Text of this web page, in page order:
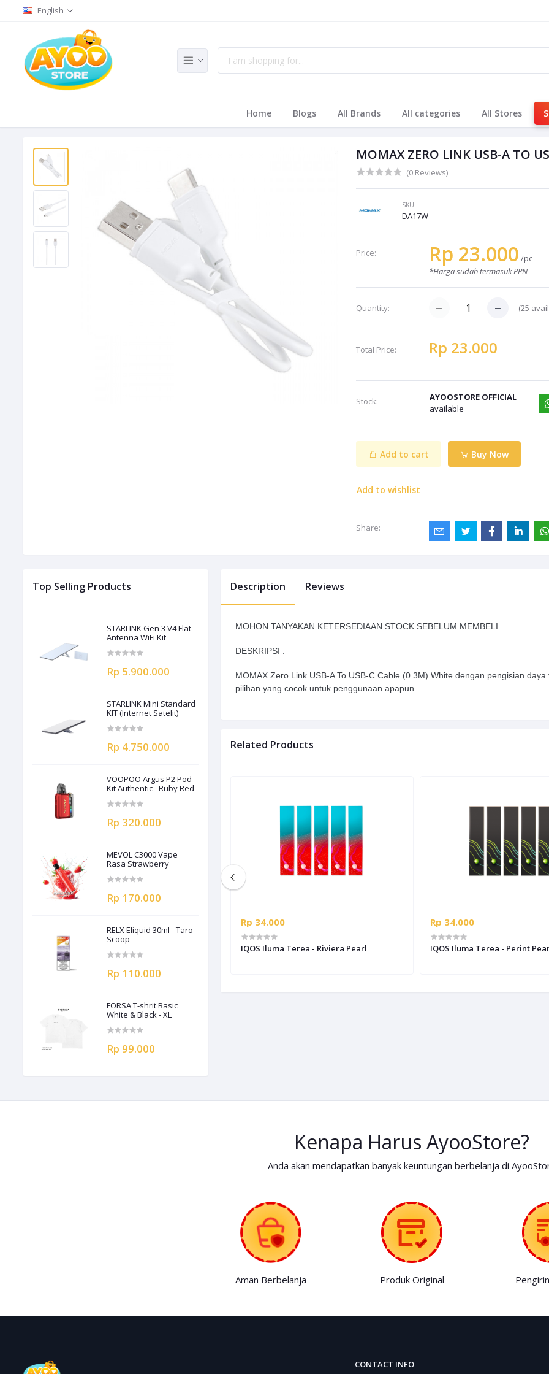
English
Home Blogs All Brands All categories All Stores
MOMAX ZERO LINK USB-A TO
(0 Reviews)
SKU:
DA17W
Price: Rp 23.000 /pc
*Harga sudah termasuk PPN
Quantity: (25
Total Price: Rp 23.000
Stock:
AYOOSTORE OFFICIAL
available
Add to cart Buy Now
Add to wishlist
Share:
Top Selling Products
STARLINK Gen 3 V4 Flat
Antenna WiFi Kit
Rp 5.900.000
STARLINK Mini Standard
KIT (Internet Satelit)
Rp 4.750.000
VOOPOO Argus P2 Pod
Kit Authentic - Ruby Red
Rp 320.000
MEVOL C3000 Vape
Rasa Strawberry
Rp 170.000
RELX Eliquid 30ml - Taro
Scoop
Rp 110.000
FORSA T-shrit Basic
White & Black - XL
Rp 99.000
Description Reviews
MOHON TANYAKAN KETERSEDIAAN STOCK SEBELUM MEMBELI
DESKRIPSI :
MOMAX Zero Link USB-A To USB-C Cable (0.3M) White dengan pengisian
pilihan yang cocok untuk penggunaan apapun.
Related Products
IQOS Device BONDS - OCEAN BLUE
Rp 34.000
IQOS Iluma Terea - Riviera Pearl
Rp 34.000
IQOS Iluma Terea - Perint
Kenapa Harus AyooStore?
Anda akan mendapatkan banyak keuntungan berbelanja di
Aman Berbelanja Produk Original
CONTACT INFO